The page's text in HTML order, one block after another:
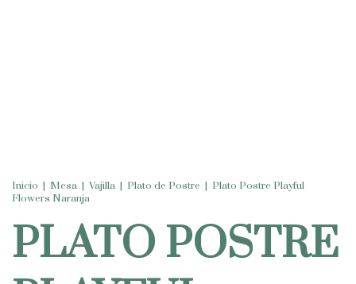
Inicio | Mesa | Vajilla | Plato de Postre | Plato Postre Playful
Flowers Naranja
PLATO POSTRE